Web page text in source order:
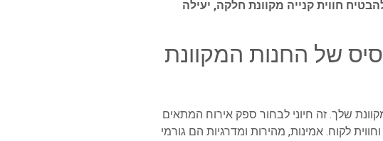
חווית קנייה מקוונת חלקה, יעילה
של החנות המקוונת
שלך. זה חיוני לבחור ספק אירוח המתאים
לקוח. אמינות, מהירות ומדרגיות הם גורמי